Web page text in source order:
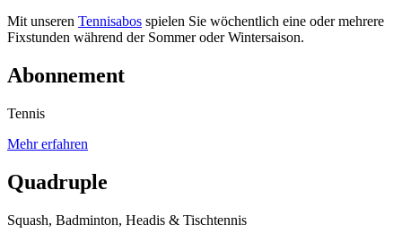
Mit unseren Tennisabos spielen Sie wöchentlich eine oder mehrere
Fixstunden während der Sommer oder Wintersaison.
Abonnement
Tennis
Mehr erfahren
Quadruple
Squash, Badminton, Headis & Tischtennis